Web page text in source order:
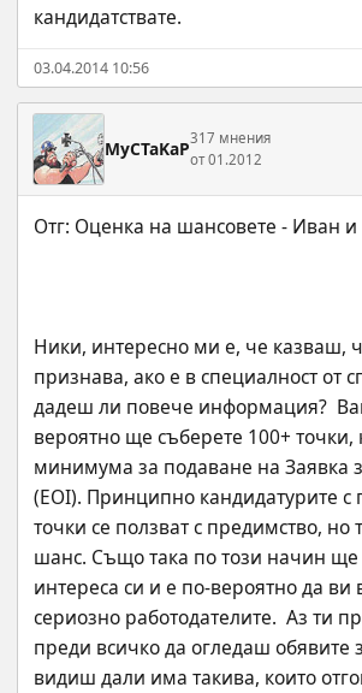
кандидатствате.
03.04.2014 10:56
MyCTaKaP317 мнения
от 01.2012
Ники, интересно ми е, че казваш,
признава, ако е в специалност от
дадеш ли повече информация?
вероятно ще съберете 100+ точки,
минимума за подаване на Заявка
(EOI). Принципно кандидатурите с
точки се ползват с предимство, но
шанс. Също така по този начин ще
интереса си и е по-вероятно да ви
сериозно работодателите.  Аз ти
преди всичко да огледаш обявите
видиш дали има такива, които